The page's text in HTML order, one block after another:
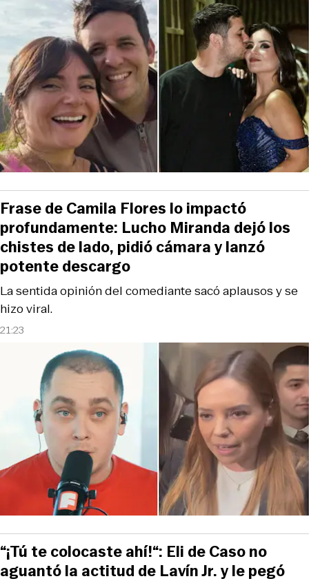
21:23
La sentida opinión del comediante sacó aplausos y se
hizo viral.
Frase de Camila Flores lo impactó
profundamente: Lucho Miranda dejó los
chistes de lado, pidió cámara y lanzó
potente descargo
“¡Tú te colocaste ahí!“: Eli de Caso no
aguantó la actitud de Lavín Jr. y le pegó